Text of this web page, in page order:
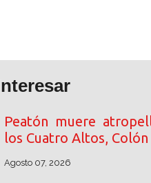
Peatón muere
los Cuatro Altos, Colón
Agosto 07, 2026